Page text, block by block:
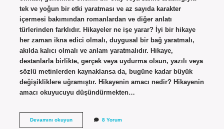
tek ve yoğun bir etki yaratması ve az sayıda karakter
içermesi bakımından romanlardan ve diğer anlatı
türlerinden farklıdır. Hikayeler ne işe yarar? İyi bir hikaye
her zaman ikna edici olmalı, duygusal bir bağ yaratmalı,
akılda kalıcı olmalı ve anlam yaratmalıdır. Hikaye,
destanlarla birlikte, gerçek veya uydurma olsun, yazılı veya
sözlü metinlerden kaynaklansa da, bugüne kadar büyük
değişikliklere uğramıştır. Hikayenin amacı nedir? Hikayenin
amacı okuyucuyu düşündürmekten…
Devamını okuyunHikayenin
8 Yorum